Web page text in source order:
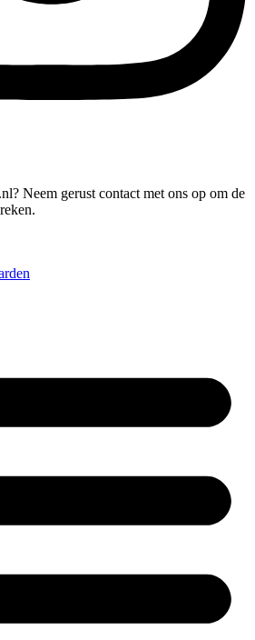
Neem gerust contact met ons op om de